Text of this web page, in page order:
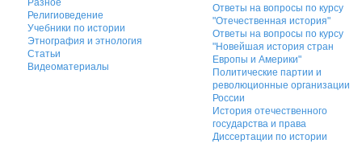
Разное
Религиоведение
Учебники по истории
Этнография и этнология
Статьи
Видеоматериалы
Ответы на вопросы по курсу
"Отечественная история"
Ответы на вопросы по курсу
"Новейшая история стран
Европы и Америки"
Политические партии и
революционные организации
России
История отечественного
государства и права
Диссертации по истории